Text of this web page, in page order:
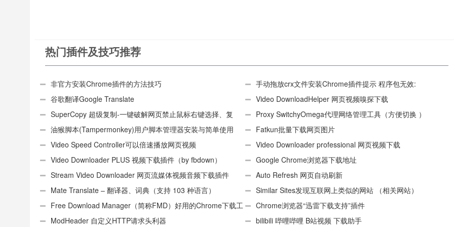
热门插件及技巧推荐
非官方安装Chrome插件的方法技巧
手动拖放crx文件安装Chrome插件提示 程序包无效:
“CEX_HEADER_INVALID”的解决办法
谷歌翻译Google Translate
Video DownloadHelper 网页视频嗅探下载
SuperCopy 超级复制-一键破解网页禁止鼠标右键选择、复
制
Proxy SwitchyOmega代理网络管理工具（方便切换 ）
油猴脚本(Tampermonkey)用户脚本管理器安装与简单使用
（适用Android）
Fatkun批量下载网页图片
Video Speed Controller可以倍速播放网页视频
Video Downloader professional 网页视频下载
Video Downloader PLUS 视频下载插件（by fbdown）
Google Chrome浏览器下载地址
Stream Video Downloader 网页流媒体视频音频下载插件
Auto Refresh 网页自动刷新
Mate Translate – 翻译器、词典（支持 103 种语言）
Similar Sites发现互联网上类似的网站 （相关网站）
Free Download Manager（简称FMD）好用的Chrome下载工
具插件
Chrome浏览器“迅雷下载支持”插件
ModHeader 自定义HTTP请求头利器
bilibili 哔哩哔哩 B站视频 下载助手